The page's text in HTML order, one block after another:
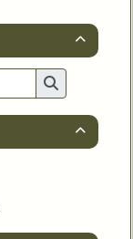

